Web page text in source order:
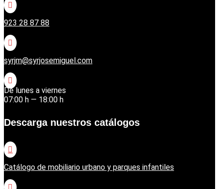

923 28 87 88

syrjm@syrjosemiguel.com

De lunes a viernes
07:00 h — 18:00 h
Descarga nuestros catálogos

Catálogo de mobiliario urbano y parques infantiles